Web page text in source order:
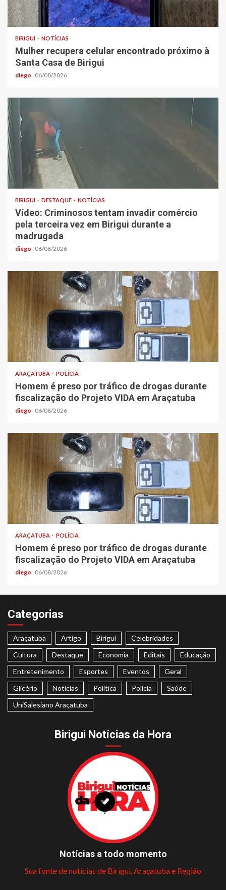
BIRIGUI NOTÍCIAS
Mulher recupera celular encontrado próximo à
Santa Casa de Birigui
diego 06/08/2026
BIRIGUI DESTAQUE NOTÍCIAS
Vídeo: Criminosos tentam invadir comércio
pela terceira vez em Birigui durante a
madrugada
diego 06/08/2026
ARAÇATUBA POLÍCIA
Homem é preso por tráfico de drogas durante
fiscalização do Projeto VIDA em Araçatuba
diego 06/08/2026
ARAÇATUBA POLÍCIA
Homem é preso por tráfico de drogas durante
fiscalização do Projeto VIDA em Araçatuba
diego 06/08/2026
Categorias
Araçatuba Artigo Birigui
Celebridades
Cultura
Destaque Economia Editais
Educação
Entretenimento
Esportes Eventos
Geral
Glicério
Notícias Politica Polícia
Saúde
UniSalesiano Araçatuba
Birigui Notícias da Hora
Notícias a todo momento
Sua fonte de notícias de Birigui, Araçatuba e Região